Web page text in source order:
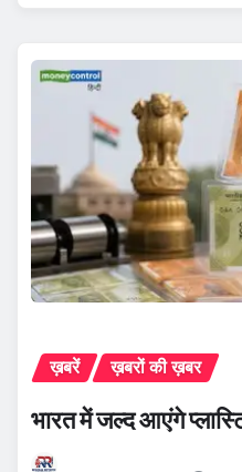
ख़बरें ख़बरों की ख़बर
भारत में जल्द आएंगे